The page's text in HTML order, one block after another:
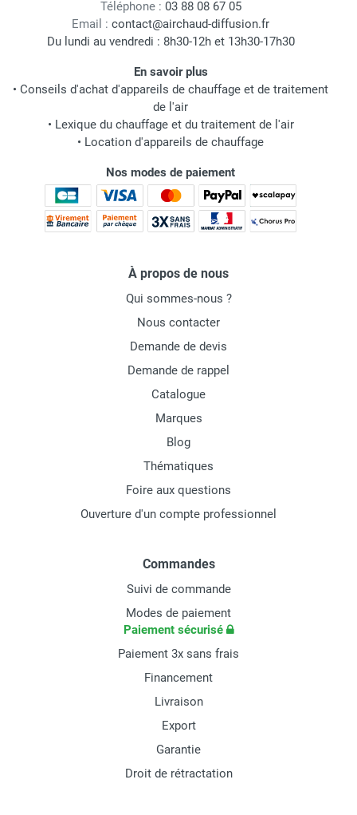
Téléphone : 03 88 08 67 05
Email : contact@airchaud-diffusion.fr
Du lundi au vendredi : 8h30-12h et 13h30-17h30
En savoir plus
• Conseils d'achat d'appareils de chauffage et de traitement
de l'air
• Lexique du chauffage et du traitement de l'air
• Location d'appareils de chauffage
Nos modes de paiement
À propos de nous
Qui sommes-nous ?
Nous contacter
Demande de devis
Demande de rappel
Catalogue
Marques
Blog
Thématiques
Foire aux questions
Ouverture d'un compte professionnel
Commandes
Suivi de commande
Modes de paiement
Paiement sécurisé
Paiement 3x sans frais
Financement
Livraison
Export
Garantie
Droit de rétractation